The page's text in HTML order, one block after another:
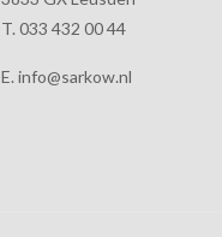
T. 033 432 00 44
E. info@sarkow.nl